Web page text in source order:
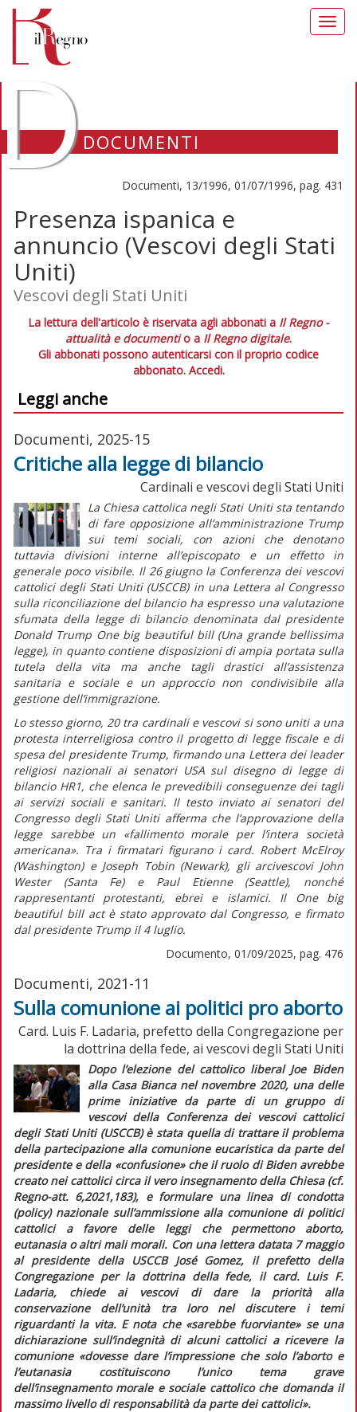
DOCUMENTI
Documenti, 13/1996, 01/07/1996, pag. 431
Presenza ispanica e
annuncio (Vescovi degli Stati
Uniti)
Vescovi degli Stati Uniti
La lettura dell'articolo è riservata agli abbonati a Il Regno -
attualità e documentio a Il Regno digitale.
Gli abbonati possono autenticarsi con il proprio codice
abbonato. Accedi.
Leggi anche
Documenti, 2025-15
Critiche alla legge di bilancio
Cardinali e vescovi degli Stati Uniti
La Chiesa cattolica negli Stati Uniti sta tentando
di fare opposizione all’amministrazione Trump
sui temi sociali, con azioni che denotano
tuttavia divisioni interne all’episcopato e un effetto in
generale poco visibile. Il 26 giugno la Conferenza dei vescovi
cattolici degli Stati Uniti (USCCB) in una Lettera al Congresso
sulla riconciliazione del bilancio ha espresso una valutazione
sfumata della legge di bilancio denominata dal presidente
Donald Trump One big beautiful bill (Una grande bellissima
legge), in quanto contiene disposizioni di ampia portata sulla
tutela della vita ma anche tagli drastici all’assistenza
sanitaria e sociale e un approccio non condivisibile alla
gestione dell’immigrazione.
Lo stesso giorno, 20 tra cardinali e vescovi si sono uniti a una
protesta interreligiosa contro il progetto di legge fiscale e di
spesa del presidente Trump, firmando una Lettera dei leader
religiosi nazionali ai senatori USA sul disegno di legge di
bilancio HR1, che elenca le prevedibili conseguenze dei tagli
ai servizi sociali e sanitari. Il testo inviato ai senatori del
Congresso degli Stati Uniti afferma che l’approvazione della
legge sarebbe un «fallimento morale per l’intera società
americana». Tra i firmatari figurano i card. Robert McElroy
(Washington) e Joseph Tobin (Newark), gli arcivescovi John
Wester (Santa Fe) e Paul Etienne (Seattle), nonché
rappresentanti protestanti, ebrei e islamici. Il
One big
beautiful bill act è stato approvato dal Congresso, e firmato
dal presidente Trump il 4 luglio.
Documento, 01/09/2025, pag. 476
Documenti, 2021-11
Sulla comunione ai politici pro aborto
Card. Luis F. Ladaria, prefetto della Congregazione per
la dottrina della fede, ai vescovi degli Stati Uniti
Dopo l’elezione del cattolico liberal Joe Biden
alla Casa Bianca nel novembre 2020, una delle
prime iniziative da parte di un gruppo di
vescovi della Conferenza dei vescovi cattolici
degli Stati Uniti (USCCB) è stata quella di trattare il problema
della partecipazione alla comunione eucaristica da parte del
presidente e della «confusione» che il ruolo di Biden avrebbe
creato nei cattolici circa il vero insegnamento della Chiesa (cf.
Regno-att. 6,2021,183), e formulare una linea di condotta
(policy) nazionale sull’ammissione alla comunione di politici
cattolici a favore delle leggi che permettono aborto,
eutanasia o altri mali morali. Con una lettera datata 7 maggio
al presidente della USCCB José Gomez, il prefetto della
Congregazione per la dottrina della fede, il card. Luis F.
Ladaria, chiede ai vescovi di dare la priorità alla
conservazione dell’unità tra loro nel discutere i temi
riguardanti la vita. E nota che «sarebbe fuorviante»se una
dichiarazione sull’indegnità di alcuni cattolici a ricevere la
comunione «dovesse dare l’impressione che solo l’aborto e
l’eutanasia costituiscono l’unico tema grave
dell’insegnamento morale e sociale cattolico che domanda il
massimo livello di responsabilità da parte dei cattolici».